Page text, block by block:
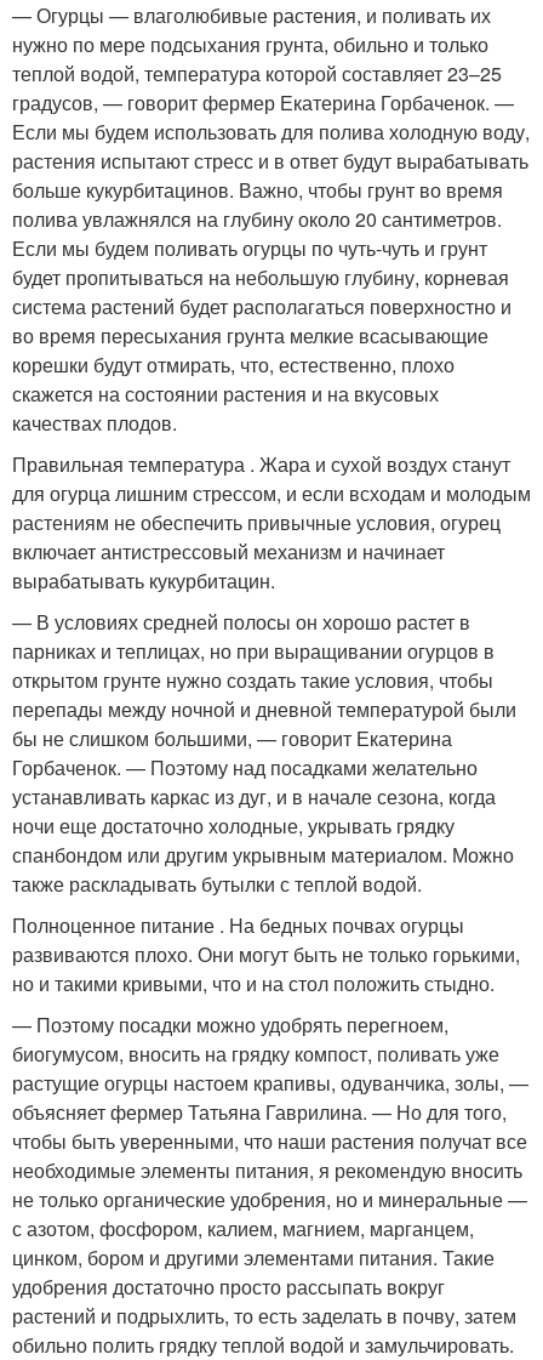
— Огурцы — влаголюбивые растения, и поливать их
нужно по мере подсыхания грунта, обильно и только
теплой водой, температура которой составляет 23–25
градусов, — говорит фермер Екатерина Горбаченок. —
Если мы будем использовать для полива холодную воду,
растения испытают стресс и в ответ будут вырабатывать
больше кукурбитацинов. Важно, чтобы грунт во время
полива увлажнялся на глубину около 20 сантиметров.
Если мы будем поливать огурцы по чуть-чуть и грунт
будет пропитываться на небольшую глубину, корневая
система растений будет располагаться поверхностно и
во время пересыхания грунта мелкие всасывающие
корешки будут отмирать, что, естественно, плохо
скажется на состоянии растения и на вкусовых
качествах плодов.
Правильная температура . Жара и сухой воздух станут
для огурца лишним стрессом, и если всходам и молодым
растениям не обеспечить привычные условия, огурец
включает антистрессовый механизм и начинает
вырабатывать кукурбитацин.
— В условиях средней полосы он хорошо растет в
парниках и теплицах, но при выращивании огурцов в
открытом грунте нужно создать такие условия, чтобы
перепады между ночной и дневной температурой были
бы не слишком большими, — говорит Екатерина
Горбаченок. — Поэтому над посадками желательно
устанавливать каркас из дуг, и в начале сезона, когда
ночи еще достаточно холодные, укрывать грядку
спанбондом или другим укрывным материалом. Можно
также раскладывать бутылки с теплой водой.
Полноценное питание . На бедных почвах огурцы
развиваются плохо. Они могут быть не только горькими,
но и такими кривыми, что и на стол положить стыдно.
— Поэтому посадки можно удобрять перегноем,
биогумусом, вносить на грядку компост, поливать уже
растущие огурцы настоем крапивы, одуванчика, золы, —
объясняет фермер Татьяна Гаврилина. — Но для того,
чтобы быть уверенными, что наши растения получат все
необходимые элементы питания, я рекомендую вносить
не только органические удобрения, но и минеральные —
с азотом, фосфором, калием, магнием, марганцем,
цинком, бором и другими элементами питания. Такие
удобрения достаточно просто рассыпать вокруг
растений и подрыхлить, то есть заделать в почву, затем
обильно полить грядку теплой водой и замульчировать.